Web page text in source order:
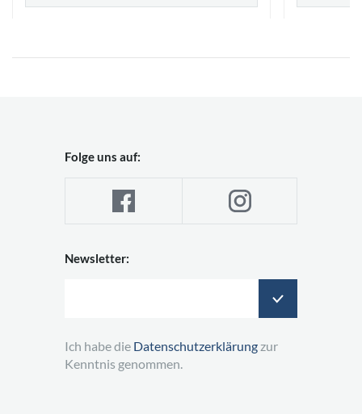
Folge uns auf:
Newsletter:
Ich habe die Datenschutzerklärung zur
Kenntnis genommen.